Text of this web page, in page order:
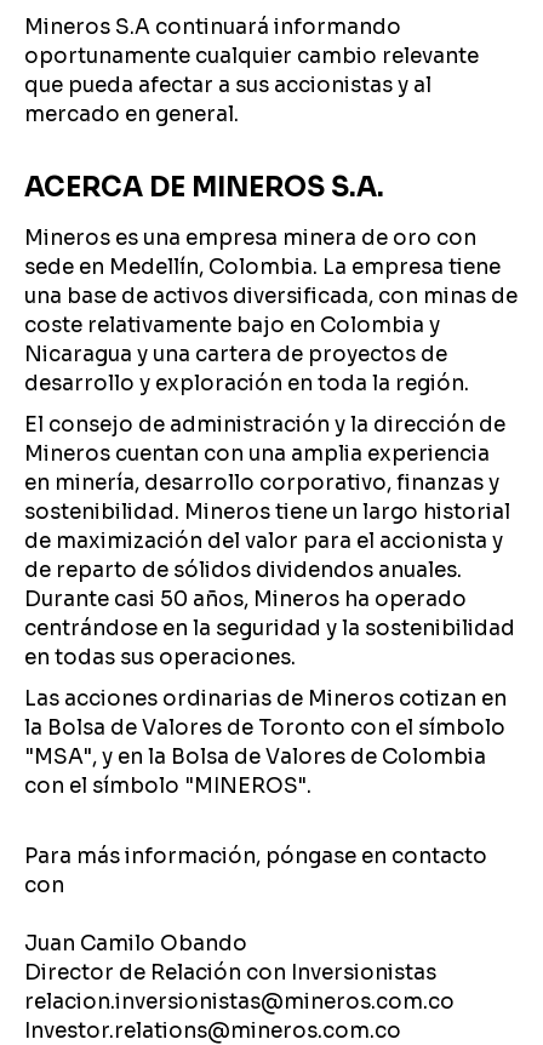
Mineros S.A continuará informando
oportunamente cualquier cambio relevante
que pueda afectar a sus accionistas y al
mercado en general.
ACERCA DE MINEROS S.A.
Mineros es una empresa minera de oro con
sede en Medellín, Colombia. La empresa tiene
una base de activos diversificada, con minas de
coste relativamente bajo en Colombia y
Nicaragua y una cartera de proyectos de
desarrollo y exploración en toda la región.
El consejo de administración y la dirección de
Mineros cuentan con una amplia experiencia
en minería, desarrollo corporativo, finanzas y
sostenibilidad. Mineros tiene un largo historial
de maximización del valor para el accionista y
de reparto de sólidos dividendos anuales.
Durante casi 50 años, Mineros ha operado
centrándose en la seguridad y la sostenibilidad
en todas sus operaciones.
Las acciones ordinarias de Mineros cotizan en
la Bolsa de Valores de Toronto con el símbolo
"MSA", y en la Bolsa de Valores de Colombia
con el símbolo "MINEROS".
Para más información, póngase en contacto
con
Juan Camilo Obando
Director de Relación con Inversionistas
relacion.inversionistas@mineros.com.co
Investor.relations@mineros.com.co